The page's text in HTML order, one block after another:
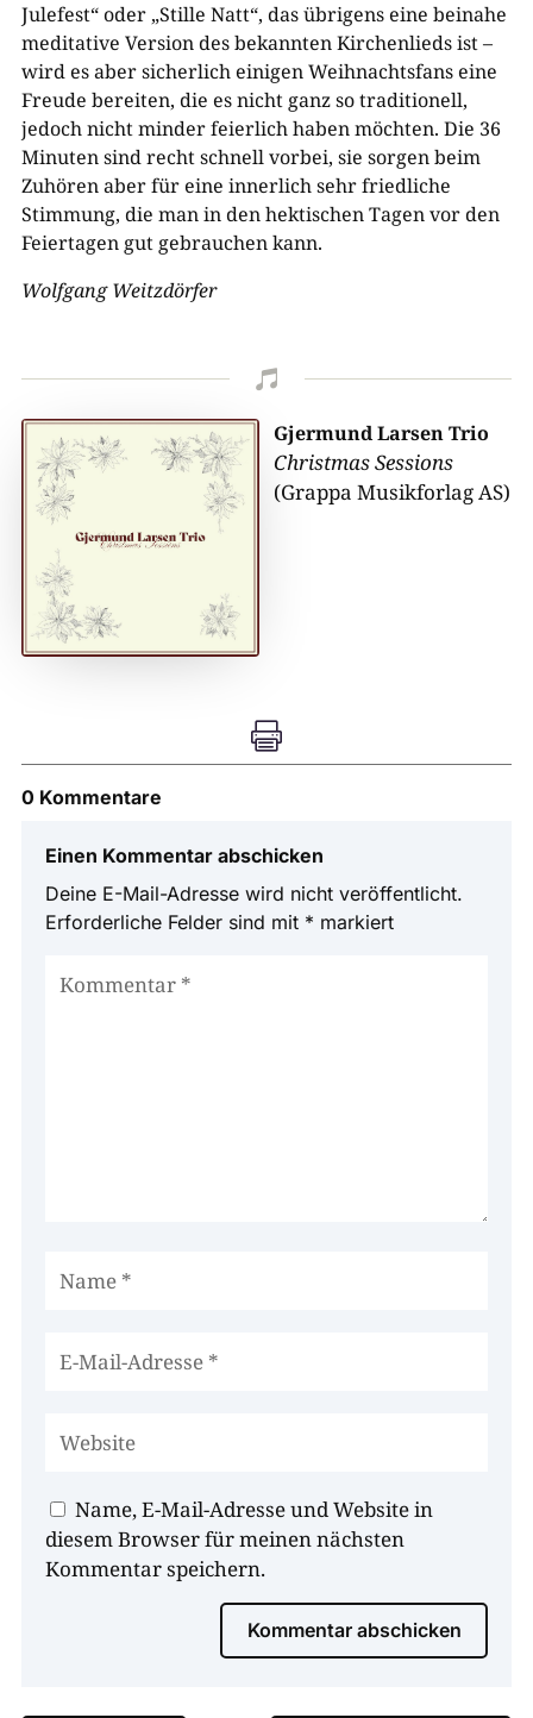
Julefest“ oder „Stille Natt“, das übrigens eine beinahe
meditative Version des bekannten Kirchenlieds ist –
wird es aber sicherlich einigen Weihnachtsfans eine
Freude bereiten, die es nicht ganz so traditionell,
jedoch nicht minder feierlich haben möchten. Die 36
Minuten sind recht schnell vorbei, sie sorgen beim
Zuhören aber für eine innerlich sehr friedliche
Stimmung, die man in den hektischen Tagen vor den
Feiertagen gut gebrauchen kann.
Wolfgang Weitzdörfer

Gjermund Larsen Trio
Christmas Sessions
(Grappa Musikforlag AS)

0 Kommentare
Einen Kommentar abschicken
Deine E-Mail-Adresse wird nicht veröffentlicht.
Erforderliche Felder sind mit * markiert
Name, E-Mail-Adresse und Website in
diesem Browser für meinen nächsten
Kommentar speichern.
Kommentar abschicken